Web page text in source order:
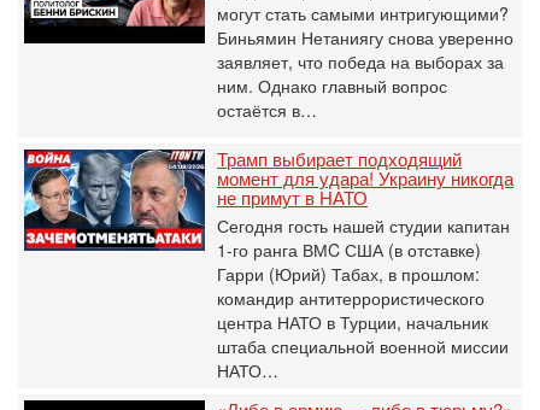
могут стать самыми интригующими?
Биньямин Нетаниягу снова уверенно
заявляет, что победа на выборах за
ним. Однако главный вопрос
остаётся в…
Трамп выбирает подходящий
момент для удара! Украину никогда
не примут в НАТО
Сегодня гость нашей студии капитан
1-го ранга ВМC США (в отставке)
Гарри (Юрий) Табах, в прошлом:
командир антитеррористического
центра НАТО в Турции, начальник
штаба специальной военной миссии
НАТО…